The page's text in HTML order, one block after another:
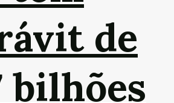
de
bilhões